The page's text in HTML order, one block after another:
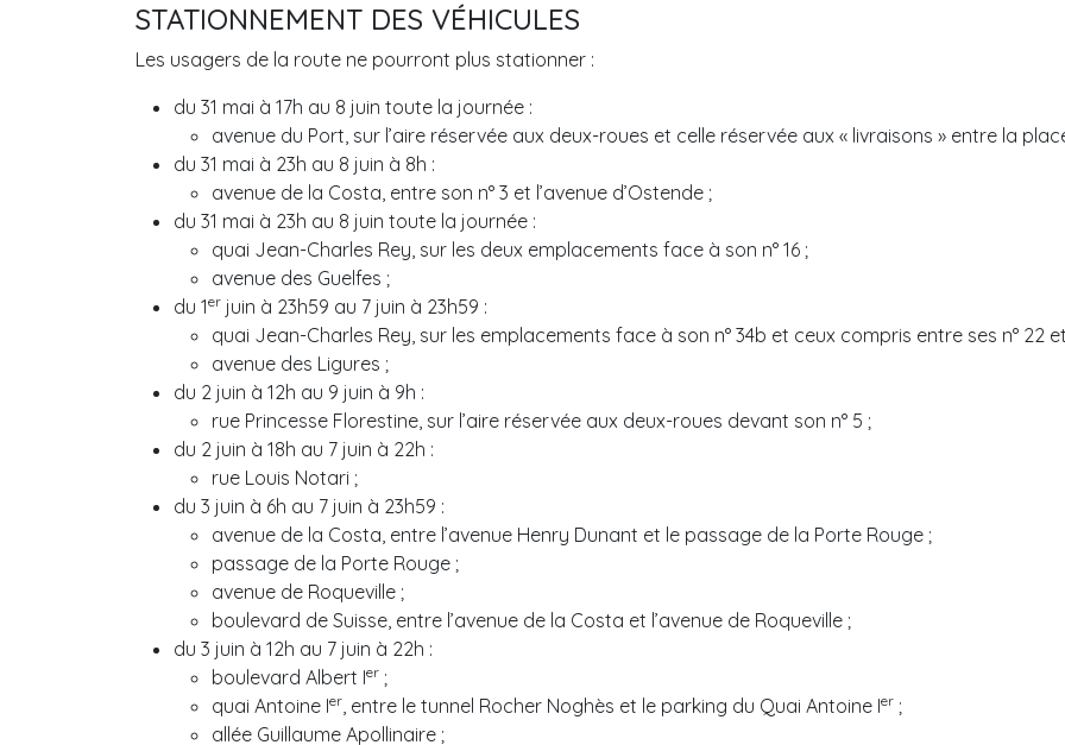
STATIONNEMENT DES VÉHICULES
Les usagers de la route ne pourront plus stationner :
du 31 mai à 17h au 8 juin toute la journée :
avenue du Port, sur l’aire réservée aux deux-roues et celle réservée aux « livraisons » entre la
du 31 mai à 23h au 8 juin à 8h :
avenue de la Costa, entre son n° 3 et l’avenue d’Ostende ;
du 31 mai à 23h au 8 juin toute la journée :
quai Jean-Charles Rey, sur les deux emplacements face à son n° 16 ;
avenue des Guelfes ;
du 1er juin à 23h59 au 7 juin à 23h59 :
quai Jean-Charles Rey, sur les emplacements face à son n° 34b et ceux compris entre ses n° 22
avenue des Ligures ;
du 2 juin à 12h au 9 juin à 9h :
rue Princesse Florestine, sur l’aire réservée aux deux-roues devant son n° 5 ;
du 2 juin à 18h au 7 juin à 22h :
rue Louis Notari ;
du 3 juin à 6h au 7 juin à 23h59 :
avenue de la Costa, entre l’avenue Henry Dunant et le passage de la Porte Rouge ;
passage de la Porte Rouge ;
avenue de Roqueville ;
boulevard de Suisse, entre l’avenue de la Costa et l’avenue de Roqueville ;
du 3 juin à 12h au 7 juin à 22h :
boulevard Albert Ier ;
quai Antoine Ier, entre le tunnel Rocher Noghès et le parking du Quai Antoine Ier ;
allée Guillaume Apollinaire ;